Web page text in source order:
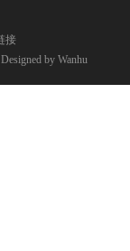
接
Designed by Wanhu